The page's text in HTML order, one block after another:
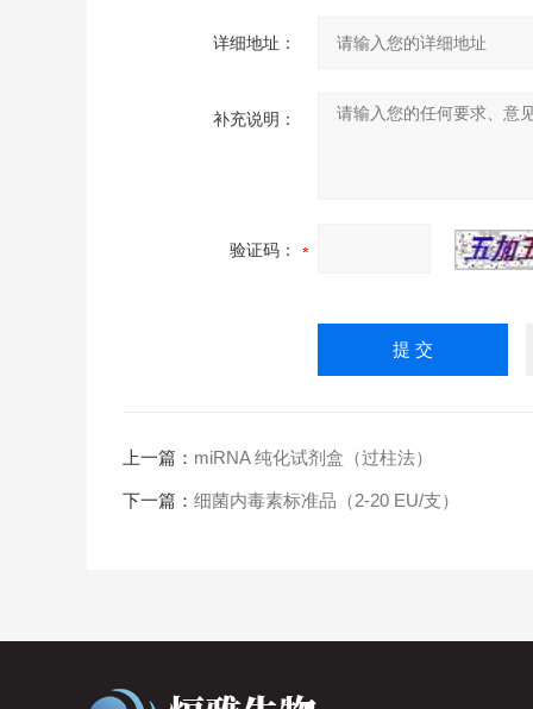
详细地址：
补充说明：
验证码：
上一篇： miRNA 纯化试剂盒（过柱法）
下一篇： 细菌内毒素标准品（2-20 EU/支）